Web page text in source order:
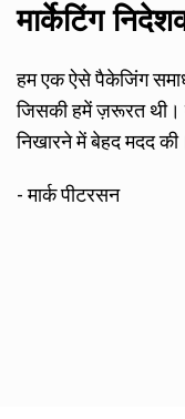
मार्केटिंग
हम एक ऐसे पैकेजिंग
जिसकी हमें ज़रूरत थी।
निखारने में बेहद मदद
- मार्क पीटरसन